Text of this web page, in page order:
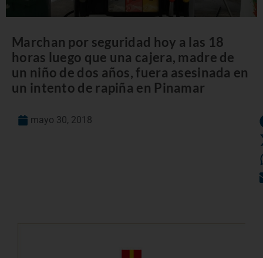
Marchan por seguridad hoy a las 18
horas luego que una cajera, madre de
un niño de dos años, fuera asesinada en
un intento de rapiña en Pinamar
mayo 30, 2018